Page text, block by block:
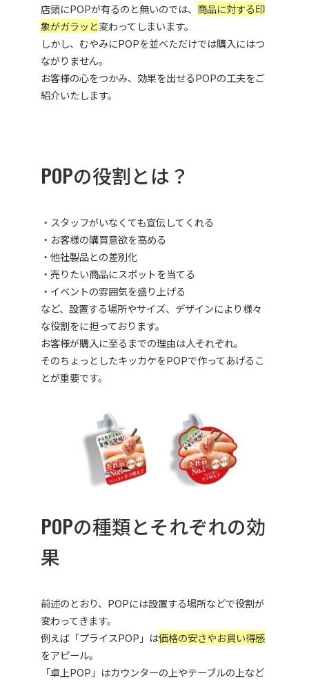
店頭にPOPが有るのと無いのでは、 商品に対する印
象がガラッと変わってしまいます。
しかし、むやみにPOPを並べただけでは購入にはつ
ながりません。
お客様の心をつかみ、効果を出せるPOPの工夫をご
紹介いたします。
POPの役割とは？
・スタッフがいなくても宣伝してくれる
・お客様の購買意欲を高める
・他社製品との差別化
・売りたい商品にスポットを当てる
・イベントの雰囲気を盛り上げる
など、設置する場所やサイズ、デザインにより様々
な役割をに担っております。
お客様が購入に至るまでの理由は人それぞれ。
そのちょっとしたキッカケをPOPで作ってあげるこ
とが重要です。
POPの種類とそれぞれの効
果
前述のとおり、POPには設置する場所などで役割が
変わってきます。
例えば「プライスPOP」は価格の安さやお買い得感
をアピール。
「卓上POP」はカウンターの上やテーブルの上など